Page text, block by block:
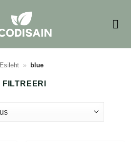
Esileht » blue
FILTREERI